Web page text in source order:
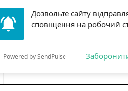
Дозвольте сайту
сповіщення на робочий
Powered by SendPulse
ОСТАННЯ НОВИНА
Gorilla і відповідальна гра:
чому ліміти важливі поруч із